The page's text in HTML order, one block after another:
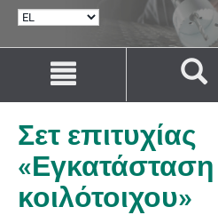
ΕΠΙΛΟΓΉ
Μετάβαση
περιεχόμενο
Μετάβαση
πλοήγηση
Σετ επιτυχίας
κοιλότοιχου»